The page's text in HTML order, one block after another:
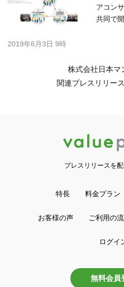
アコン
共同で
2019年6月3日 9時
株式会社日本マ
関連プレスリリー
プレスリリースを
特長 料金プラン
お客様の声 ご利用の
ログイ
無料会員